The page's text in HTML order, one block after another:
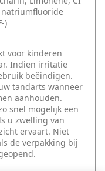
natriumfluoride
)
voor kinderen
Indien irritatie
beëindigen.
tandarts wanneer
aanhouden.
snel mogelijk een
u zwelling van
ervaart. Niet
de verpakking bij